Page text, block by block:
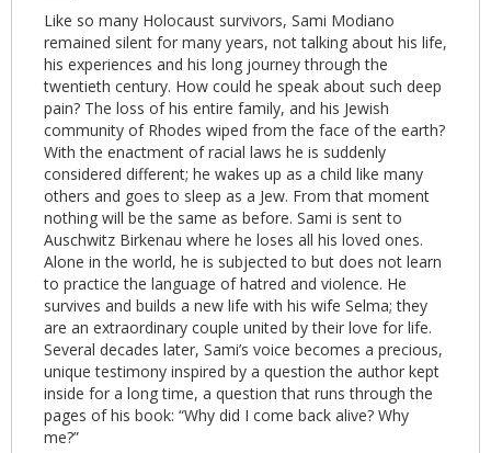
Like so many Holocaust survivors, Sami Modiano
remained silent for many years, not talking about his life,
his experiences and his long journey through the
twentieth century. How could he speak about such deep
pain? The loss of his entire family, and his Jewish
community of Rhodes wiped from the face of the earth?
With the enactment of racial laws he is suddenly
considered different; he wakes up as a child like many
others and goes to sleep as a Jew. From that moment
nothing will be the same as before. Sami is sent to
Auschwitz Birkenau where he loses all his loved ones.
Alone in the world, he is subjected to but does not learn
to practice the language of hatred and violence. He
survives and builds a new life with his wife Selma; they
are an extraordinary couple united by their love for life.
Several decades later, Sami’s voice becomes a precious,
unique testimony inspired by a question the author kept
inside for a long time, a question that runs through the
pages of his book: “Why did I come back alive? Why
me?”